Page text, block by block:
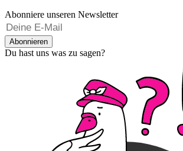
Abonniere unseren Newsletter
Abonnieren
Du hast uns was zu sagen?